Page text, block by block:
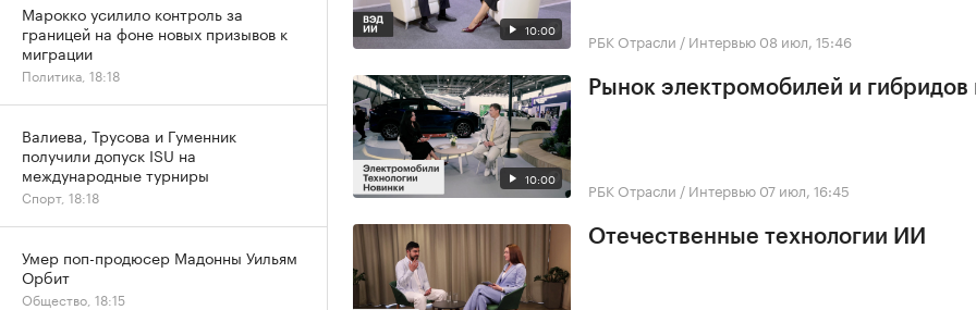
10:00 РБК Отрасли / Интервью 08 июл, 15:46
10:00
Рынок электромобилей и
РБК Отрасли / Интервью 07 июл, 16:45
Отечественные технологии ИИ
Марокко усилило контроль за
границей на фоне новых призывов к
миграции
Политика, 18:18
Валиева, Трусова и Гуменник
получили допуск ISU на
международные турниры
Спорт, 18:18
Умер поп-продюсер Мадонны Уильям
Орбит
Общество, 18:15